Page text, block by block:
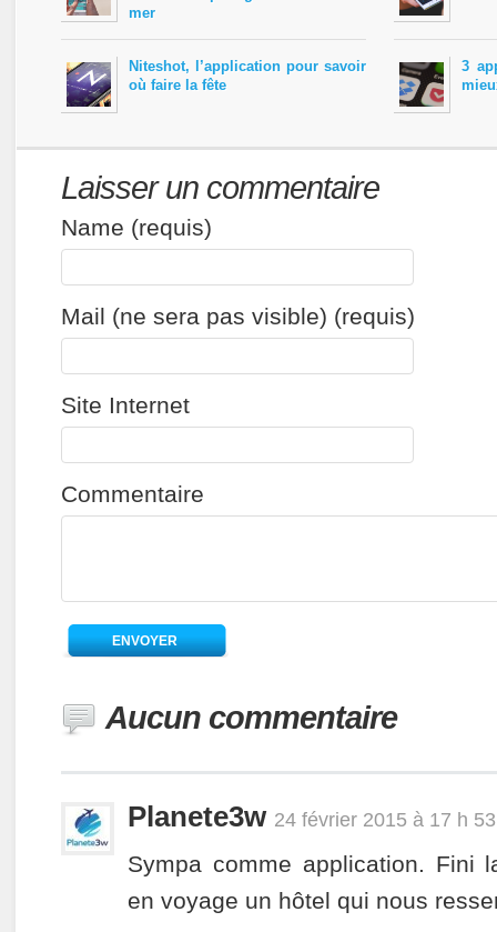
mer
Niteshot, l’application pour savoir
où faire la fête
3
Laisser un commentaire
Name (requis)
Mail (ne sera pas visible) (requis)
Site Internet
Commentaire
Aucun commentaire
Planete3w 24 février 2015 à 17 h
Sympa comme application. Fini
en voyage un hôtel qui nous